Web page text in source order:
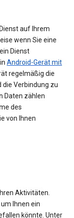
auf Ihrem
wenn Sie eine
Dienst
Android-Gerät mit
regelmäßig die
die Verbindung zu
Daten zählen
des
von Ihnen
Aktivitäten.
Ihnen ein
könnte. Unter